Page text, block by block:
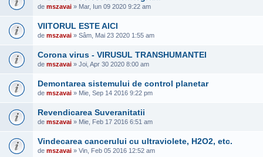
de mszavai » Mar, Iun 09 2020 9:22 am
VIITORUL ESTE AICI
de mszavai » Sâm, Mai 23 2020 1:55 am
Corona virus - VIRUSUL TRANSHUMANTEI
de mszavai » Joi, Apr 30 2020 8:00 am
Demontarea sistemului de control planetar
de mszavai » Mie, Sep 14 2016 9:22 pm
Revendicarea Suveranitatii
de mszavai » Mie, Feb 17 2016 6:51 am
Vindecarea cancerului cu ultraviolete, H2O2, etc.
de mszavai » Vin, Feb 05 2016 12:52 am